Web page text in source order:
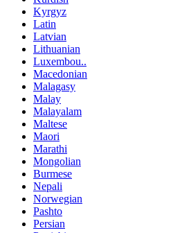
Kyrgyz
Latin
Latvian
Lithuanian
Luxembou..
Macedonian
Malagasy
Malay
Malayalam
Maltese
Maori
Marathi
Mongolian
Burmese
Nepali
Norwegian
Pashto
Persian